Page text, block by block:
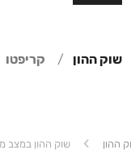
שוק ההון קריפטו
ההון שוק ההון במצב